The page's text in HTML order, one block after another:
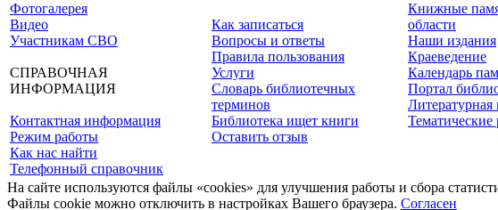
Фотогалерея
Видео
Участникам СВО
СПРАВОЧНАЯ
ИНФОРМАЦИЯ
Контактная информация
Режим работы
Как нас найти
Телефонный справочник
Как записаться
Вопросы и ответы
Правила пользования
Услуги
Словарь библиотечных
терминов
Библиотека ищет книги
Оставить отзыв
Книжные
области
Наши издания
Краеведение
Календарь
Портал
Литературная
Тематические
На сайте используются файлы «cookies» для улучшения работы и сбора
Файлы cookie можно отключить в настройках Вашего браузера. Согласен